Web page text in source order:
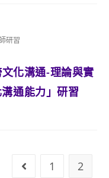
研習
化溝通-理論與實
通能力」研習
Go to the
1 2